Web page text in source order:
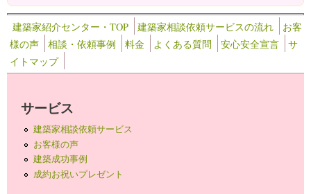
建築家紹介センター・TOP 建築家相談依頼サービスの流れ
お客
様の声
相談・依頼事例 料金 よくある質問 安心安全宣言
サ
イトマップ
サービス
建築家相談依頼サービス
お客様の声
建築成功事例
成約お祝いプレゼント